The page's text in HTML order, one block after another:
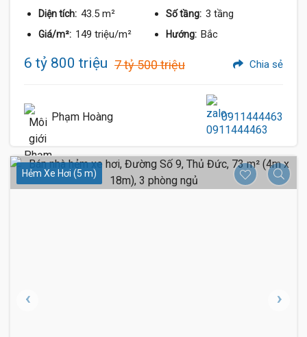
Diện tích: 43.5 m² Số tầng: 3 tầng
Giá/m²: 149 triệu/m² Hướng: Bắc
6 tỷ 800 triệu 7 tỷ 500 triệu Chia sẻ
Phạm Hoàng 0911444463
Hẻm Xe Hơi (5 m)